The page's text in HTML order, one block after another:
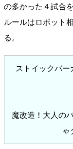
の多かった４試合
ルールはロボット
る。
ストイックバ
魔改造！大人の
ゃ